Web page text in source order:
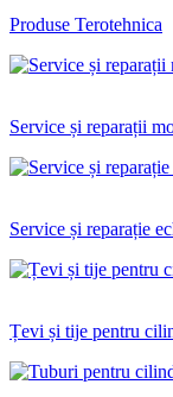
Produse Terotehnica
Service și reparații
Service și reparație
Țevi și tije pentru